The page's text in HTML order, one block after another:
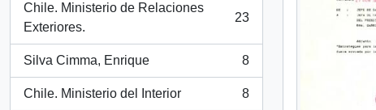
Chile. Ministerio de Relaciones
Exteriores.
, 23 results
23
Silva Cimma, Enrique
, 8 results
8
Chile. Ministerio del Interior
, 8 results
8